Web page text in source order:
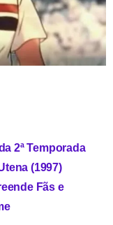
2ª Temporada
(1997)
Fãs e